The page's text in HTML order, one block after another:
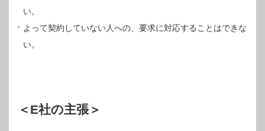
い。
よって契約していない人への、要求に対応することはできな
い。
＜E社の主張＞